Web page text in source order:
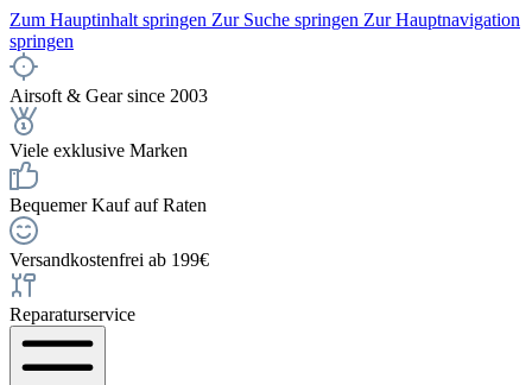
Zum Hauptinhalt springen Zur Suche springen Zur Hauptnavigation
springen
Airsoft & Gear since 2003
Viele exklusive Marken
Bequemer Kauf auf Raten
Versandkostenfrei ab 199€
Reparaturservice